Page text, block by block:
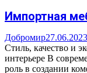
Импортная
Добромир27.06.2023
Стиль, качество и
интерьере В
роль в создании